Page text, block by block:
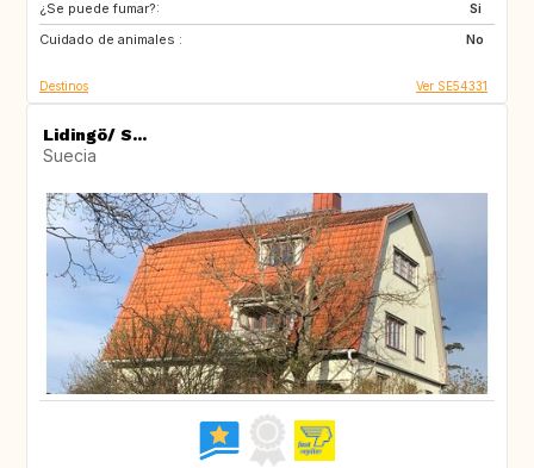
¿Se puede fumar?:
Si
Cuidado de animales :
No
IT
FR
Destinos Ver SE54331
Lidingö/ S...
Suecia